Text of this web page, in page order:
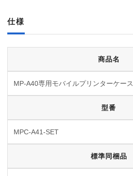
仕様
商品名
MP-A40専用モバイルプリンターケース
型番
MPC-A41-SET
標準同梱品